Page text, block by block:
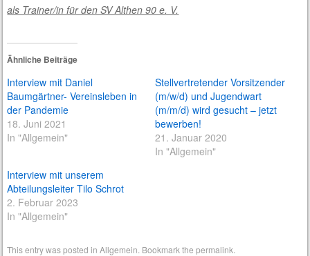
als Trainer/in für den SV Althen 90 e. V.
Ähnliche Beiträge
Interview mit Daniel
Baumgärtner- Vereinsleben in
der Pandemie
18. Juni 2021
In "Allgemein"
Stellvertretender Vorsitzender
(m/w/d) und Jugendwart
(m/m/d) wird gesucht – jetzt
bewerben!
21. Januar 2020
In "Allgemein"
Interview mit unserem
Abteilungsleiter Tilo Schrot
2. Februar 2023
In "Allgemein"
This entry was posted inAllgemein . Bookmark thepermalink